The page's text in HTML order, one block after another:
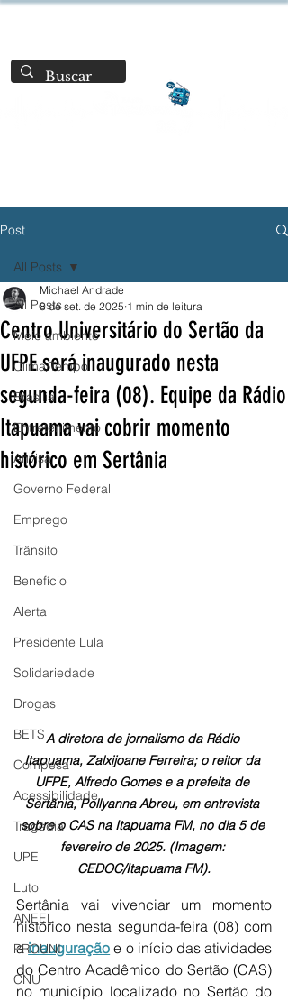
Post
All Posts
Meio ambiente
Clima/Tempo
Brasília
Entretenimento
Anvisa
Governo Federal
Emprego
Trânsito
Benefício
Alerta
Presidente Lula
Solidariedade
Drogas
BETS
Compesa
Acessibilidade
Tragédia
UPE
Luto
ANEEL
PROUNI
CNU
All Posts
Centro Universitário do Sertão da
UFPE será inaugurado nesta
segunda-feira (08). Equipe da Rádio
Itapuama vai cobrir momento
histórico em Sertânia
Michael Andrade
8 de set. de 2025 1 min de leitura
A diretora de jornalismo da Rádio
Itapuama, Zalxijoane Ferreira; o reitor da
UFPE, Alfredo Gomes e a prefeita de
Sertânia, Pollyanna Abreu, em entrevista
sobre o CAS na Itapuama FM, no dia 5 de
fevereiro de 2025. (Imagem:
CEDOC/Itapuama FM).
Sertânia vai vivenciar um momento
histórico nesta segunda-feira (08) com
a inauguração e o início das atividades
do Centro Acadêmico do Sertão (CAS)
no município localizado no Sertão do